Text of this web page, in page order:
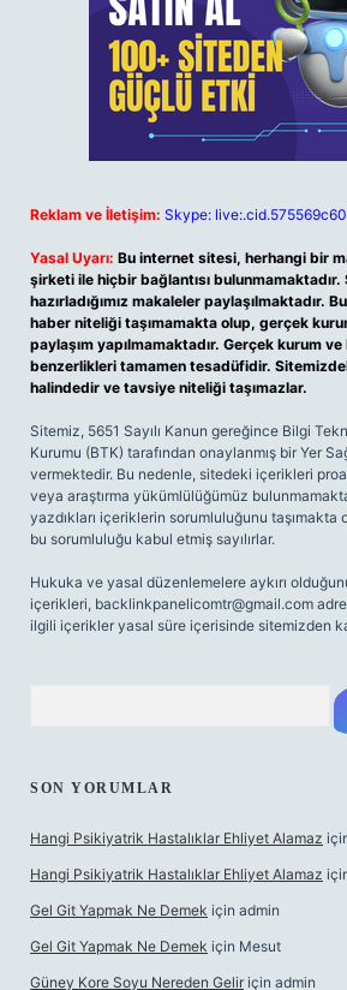
Reklam ve İletişim: Skype:
Yasal Uyarı: Bu internet sitesi, herhangi bir
şirketi ile hiçbir bağlantısı bulunmamaktadır.
hazırladığımız makaleler paylaşılmaktadır.
haber niteliği taşımamakta olup, gerçek
paylaşım yapılmamaktadır. Gerçek kurum
benzerlikleri tamamen tesadüfidir.
halindedir ve tavsiye niteliği taşımazlar.
Sitemiz, 5651 Sayılı Kanun gereğince Bilgi
Kurumu (BTK) tarafından onaylanmış bir Yer
vermektedir. Bu nedenle, sitedeki içerikleri
veya araştırma yükümlülüğümüz
yazdıkları içeriklerin sorumluluğunu taşımakta
bu sorumluluğu kabul etmiş sayılırlar.
Hukuka ve yasal düzenlemelere aykırı
içerikleri, backlinkpanelicomtr@gmail.com
ilgili içerikler yasal süre içerisinde sitemizden
SON YORUMLAR
Hangi Psikiyatrik Hastalıklar Ehliyet Alamaz
Hangi Psikiyatrik Hastalıklar Ehliyet Alamaz
Gel Git Yapmak Ne Demek için admin
Gel Git Yapmak Ne Demek için Mesut
Güney Kore Soyu Nereden Gelir için admin